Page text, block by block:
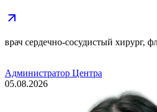
врач сердечно-сосудистый хирург,
Администратор Центра
05.08.2026